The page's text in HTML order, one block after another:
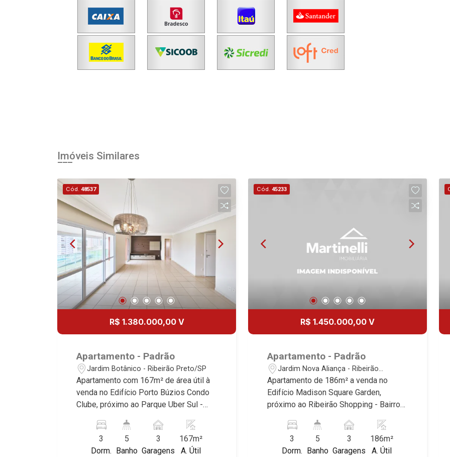
Imóveis Similares
Cód. 48537
R$ 1.380.000,00 V
Apartamento - Padrão
Jardim Botânico - Ribeirão Preto/SP
Apartamento com 167m² de área útil à
venda no Edifício Porto Búzios Condo
Clube, próximo ao Parque Uber Sul -
Preto/SP. Conheça as características
deste imóvel que a Martinelli
Imobiliária selecionou para você: -
3
Dorm.
5
Banho
3
Garagens
167m²
A. Útil
Cód. 45233
R$ 1.450.000,00 V
Apartamento - Padrão
Jardim Nova Aliança - Ribeirão
Preto/SP
Apartamento de 186m² a venda no
Edifício Madison Square Garden,
próximo ao Ribeirão Shopping - Bairro
Conheça as características deste
imóvel que a Martinelli Imobiliária
selecionou para você: - 186m² de área
3
Dorm.
5
Banho
3
Garagens
186m²
A. Útil